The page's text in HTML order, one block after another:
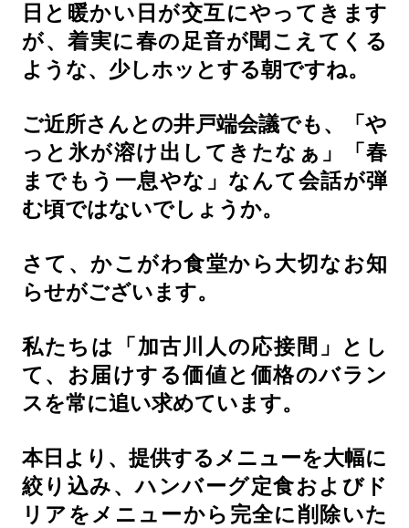
日と暖かい日が交互にやってきます
が、着実に春の足音が聞こえてくる
ような、少しホッとする朝ですね。
ご近所さんとの井戸端会議でも、「や
っと氷が溶け出してきたなぁ」「春
までもう一息やな」なんて会話が弾
む頃ではないでしょうか。
さて、かこがわ食堂から大切なお知
らせがございます。
私たちは「加古川人の応接間」とし
て、お届けする価値と価格のバラン
スを常に追い求めています。
本日より、提供するメニューを大幅に
絞り込み、ハンバーグ定食およびド
リアをメニューから完全に削除いた